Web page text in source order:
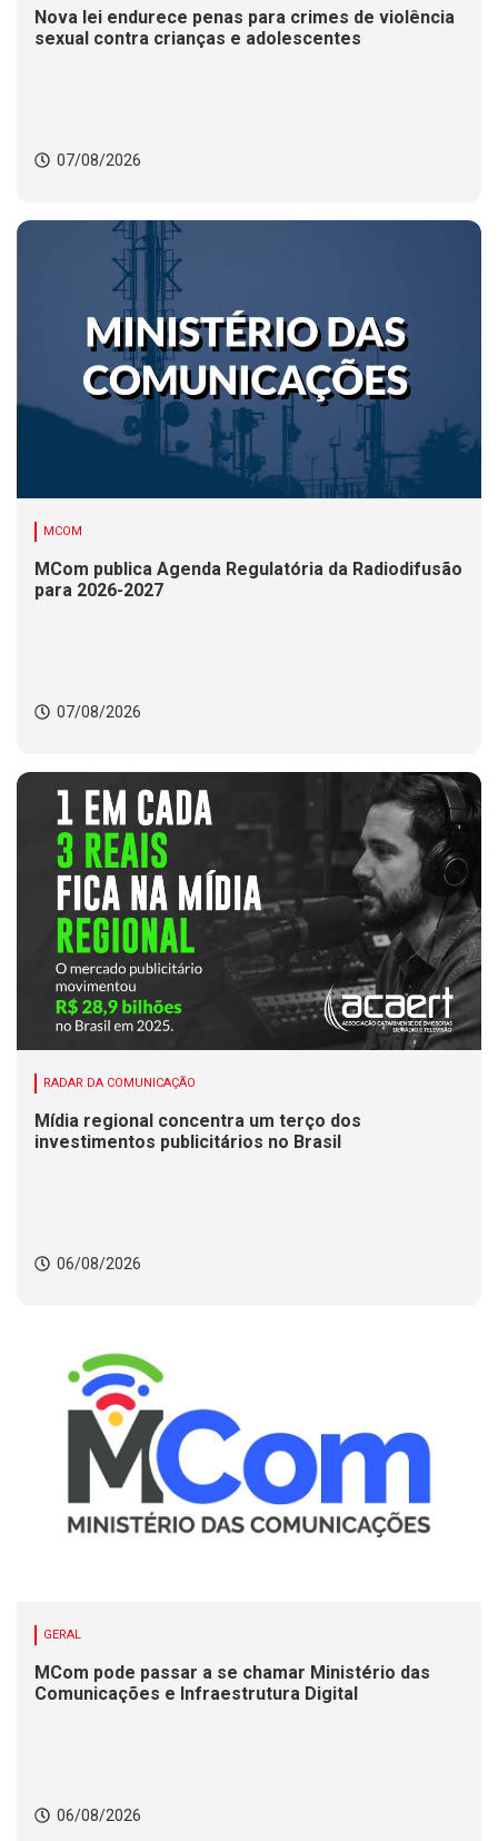
Nova lei endurece penas para crimes de violência
sexual contra crianças e adolescentes
07/08/2026
MCOM
MCom publica Agenda Regulatória da Radiodifusão
para 2026-2027
07/08/2026
RADAR DA COMUNICAÇÃO
Mídia regional concentra um terço dos
investimentos publicitários no Brasil
06/08/2026
GERAL
MCom pode passar a se chamar Ministério das
Comunicações e Infraestrutura Digital
06/08/2026